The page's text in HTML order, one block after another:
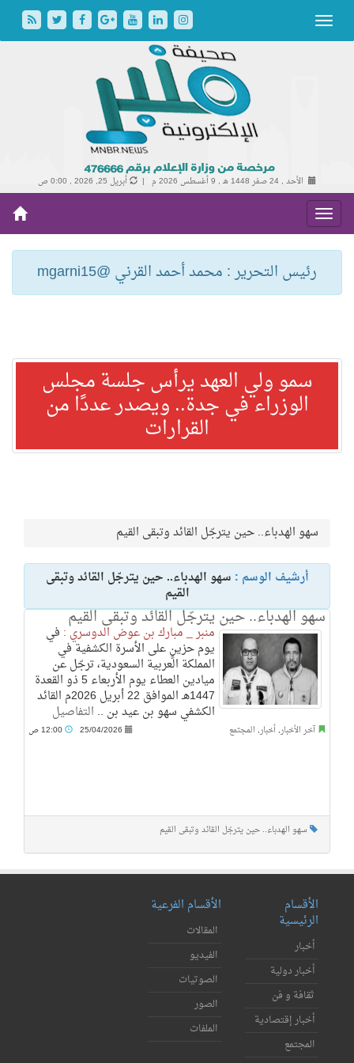
الأحد , 24 صفر 1448 هـ , 9 أغسطس 2026 م | أبريل 25, 2026 , 0:00 ص
رئيس التحرير : محمد أحمد القرني @mgarni15
سمو ولي العهد يرأس جلسة مجلس
الوزراء في جدة.. ويصدر عددًا من
القرارات
سهو الهدباء.. حين يترجّل القائد وتبقى القيم
أرشيف الوسم : سهو الهدباء.. حين يترجّل القائد وتبقى
القيم
سهو الهدباء.. حين يترجّل القائد وتبقى القيم
منبر _ مبارك بن عوض الدوسري : في
يوم حزينٍ على الأسرة الكشفية في
المملكة العربية السعودية، ترجّل عن
ميادين العطاء يوم الأربعاء 5 ذو القعدة
1447هـ الموافق 22 أبريل 2026م القائد
الكشفي سهو بن عيد بن .. التفاصيل
آخر الأخبار, أخبار, المجتمع 25/04/2026
سهو الهدباء.. حين يترجّل القائد وتبقى القيم
الأقسام
الرئيسية
أخبار
أخبار دولية
ثقافة و فن
أخبار إقتصادية
المجتمع
الأقسام الفرعية
المقالات
الفيديو
الصوتيات
الصور
الملفات